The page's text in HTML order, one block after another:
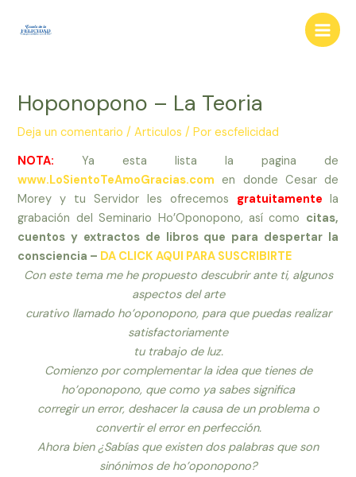
Main
Hoponopono – La Teoria
Deja un comentario /Articulos / Porescfelicidad
NOTA:
Ya esta lista la pagina de
www.LoSientoTeAmoGracias.com en donde Cesar de
Morey y tu Servidor les ofrecemos gratuitamente la
grabación del Seminario Ho’Oponopono, así como citas,
cuentos y extractos de libros que para despertar la
consciencia – DA CLICK AQUI PARA SUSCRIBIRTE
Con este tema me he propuesto descubrir ante ti, algunos
aspectos del arte
curativo llamado ho’oponopono, para que puedas realizar
satisfactoriamente
tu trabajo de luz.
Comienzo por complementar la idea que tienes de
ho’oponopono, que como ya sabes significa
corregir un error, deshacer la causa de un problema o
convertir el error en perfección.
Ahora bien ¿Sabías que existen dos palabras que son
sinónimos de ho’oponopono?